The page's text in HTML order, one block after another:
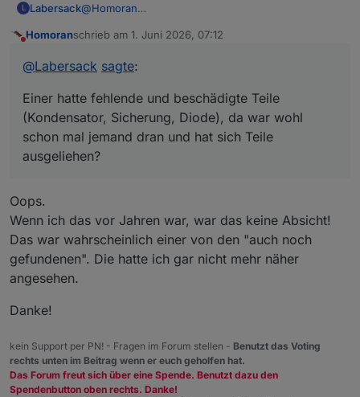
L Labersack@Homoran
war dein Glück. ;-)
(Kondensator, Sicherung, Diode), da war wohl
ausgeliehen?
Teilweise haben sie aber auch einfach funktioniert,
habe trotzdem mal bei allen (außer dem kleinen)
den Kondensator gewechselt und den Test mit
meinem Lampenbrett durchgeführt, war für alle Elf
Homoranschrieb am 1. Juni 2026, 07:12
zuletzt editiert von
@Labersack sagte:
Einer hatte fehlende und beschädigte Teile
(Kondensator, Sicherung, Diode), da war wohl
schon mal jemand dran und hat sich Teile
ausgeliehen?
Oops.
Wenn ich das vor Jahren war, war das keine Absicht!
Das war wahrscheinlich einer von den "auch noch
gefundenen". Die hatte ich gar nicht mehr näher
angesehen.
Danke!
kein Support per PN! - Fragen im Forum stellen - Benutzt das Voting
rechts unten im Beitrag wenn er euch geholfen hat.
Das Forum freut sich über eine Spende. Benutzt dazu den
Spendenbutton oben rechts. Danke!